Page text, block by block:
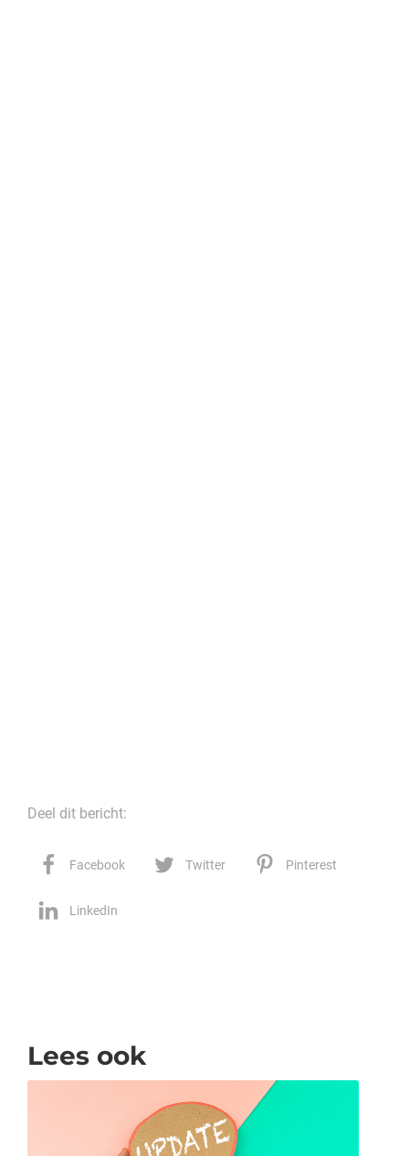
Deel dit bericht:
Facebook Twitter Pinterest
LinkedIn
Lees ook